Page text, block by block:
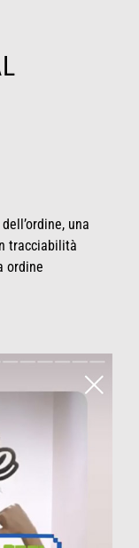
una
tracciabilità
ordine